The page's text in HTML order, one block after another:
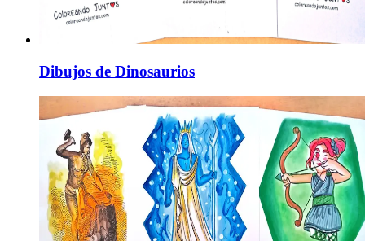
Dibujos de Dinosaurios